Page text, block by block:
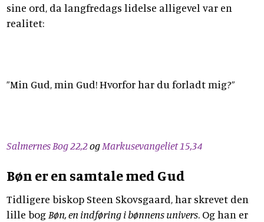
sine ord, da langfredags lidelse alligevel var en
realitet:
”Min Gud, min Gud! Hvorfor har du forladt mig?”
Salmernes Bog 22,2ogMarkusevangeliet 15,34
Bøn er en samtale med Gud
Tidligere biskop Steen Skovsgaard, har skrevet den
lille bog Bøn, en indføring i bønnens univers. Og han er